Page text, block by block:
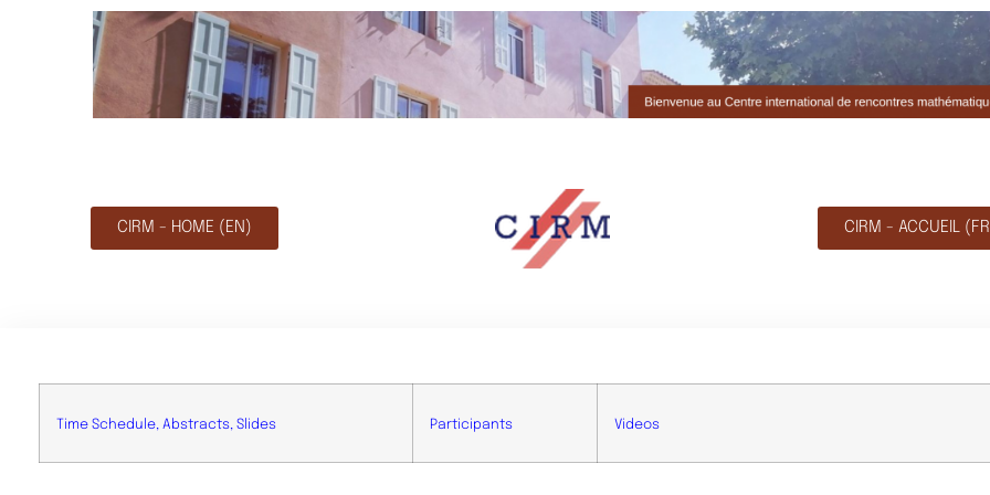
CIRM - HOME (EN) CIRM - ACCUEIL
Time Schedule, Abstracts, Slides Participants Videos